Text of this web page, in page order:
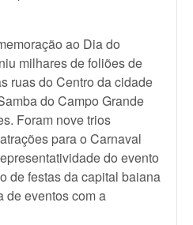
ao Dia do
milhares de foliões de
ruas do Centro da cidade
do Campo Grande
Foram nove trios
para o Carnaval
do evento
de festas da capital baiana
de eventos com a